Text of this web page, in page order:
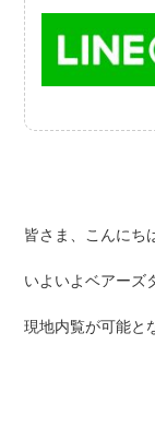
皆さま、こんにち
いよいよベアーズ
現地内覧が可能と